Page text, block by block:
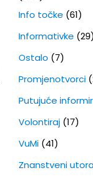
Info točke (61)
Informativke (29)
Ostalo (7)
Promjenotvorci
Putujuće
Volontiraj(17)
VuMi(41)
Znanstveni